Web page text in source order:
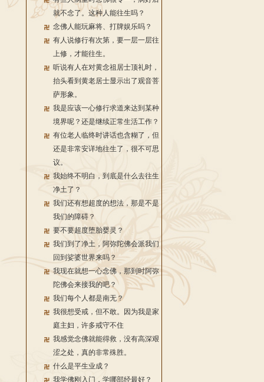
就不念了。这种人能往生吗？
念佛人能玩麻将、打牌娱乐吗？
有人说修行有次第，要一层一层往
上修，才能往生。
听说有人在对黄念祖居士顶礼时，
抬头看到黄老居士显示出了观音菩
萨形象。
我是应该一心修行求道来达到某种
境界呢？还是继续正常生活工作？
有位老人临终时讲话也含糊了，但
还是非常安详地往生了，很不可思
议。
我始终不明白，到底是什么去往生
净土了？
我们还有想超度的想法，那是不是
我们的障碍？
要不要超度堕胎婴灵？
我们到了净土，阿弥陀佛会派我们
回到娑婆世界来吗？
我现在就想一心念佛，那到时阿弥
陀佛会来接我的吧？
我们每个人都是南无？
我很想受戒，但不敢。因为我是家
庭主妇，许多戒守不住
我感觉念佛就能得救，没有高深艰
涩之处，真的非常殊胜。
什么是平生业成？
我学佛刚入门，学哪部经最好？